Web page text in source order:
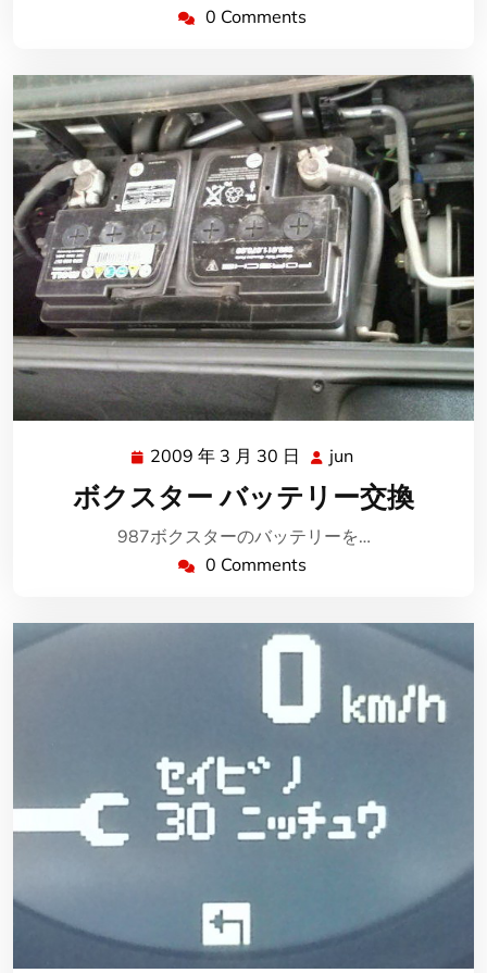
0 Comments
2009 年 3 月 30 日 2009
年
月
30
jun
ボクスター バッテリー交換
987ボクスターのバッテリーを…
0 Comments